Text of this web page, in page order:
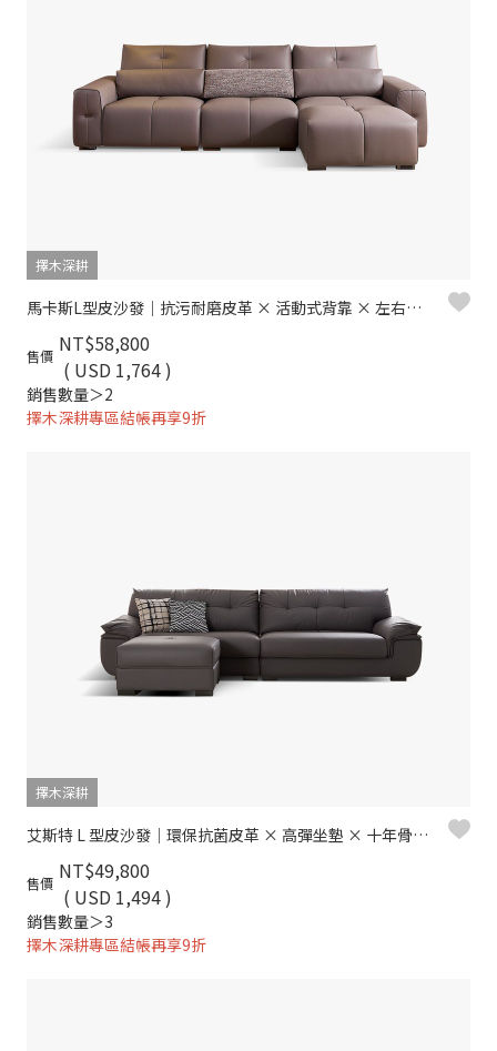
擇木深耕
馬卡斯L型皮沙發｜抗污耐磨皮革 × 活動式背靠 × 左右移動腳椅 – 擇木深耕
售價 NT$58,800
( USD 1,764 )
銷售數量＞2
擇木深耕專區結帳再享9折
擇木深耕
艾斯特 L 型皮沙發｜環保抗菌皮革 × 高彈坐墊 × 十年骨架保固 – 擇木深耕系列
售價 NT$49,800
( USD 1,494 )
銷售數量＞3
擇木深耕專區結帳再享9折